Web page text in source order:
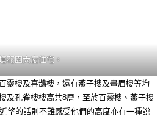
花園大廈住宅。
靈樓及喜鵲樓，還有燕子樓及畫眉樓等均
及孔雀樓樓高共8層，至於百靈樓、燕子樓
望的話則不難感受他們的高度亦有一種說